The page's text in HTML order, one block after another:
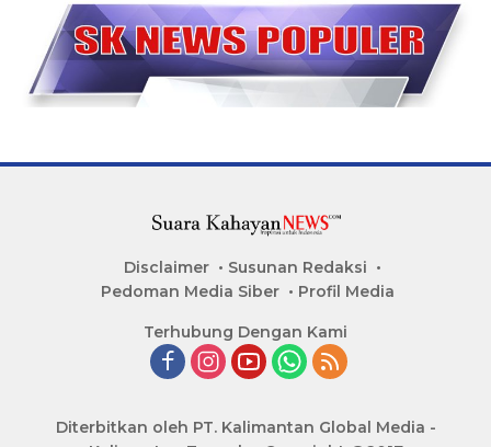
Disclaimer
Susunan Redaksi
Pedoman Media Siber
Profil Media
Terhubung Dengan Kami
Diterbitkan oleh PT. Kalimantan Global Media -